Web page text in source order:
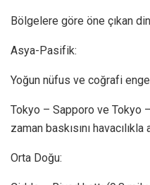
Bölgelere göre öne çıkan
Asya-Pasifik:
Yoğun nüfus ve coğrafi
Tokyo – Sapporo ve Tokyo
zaman baskısını
Orta Doğu: